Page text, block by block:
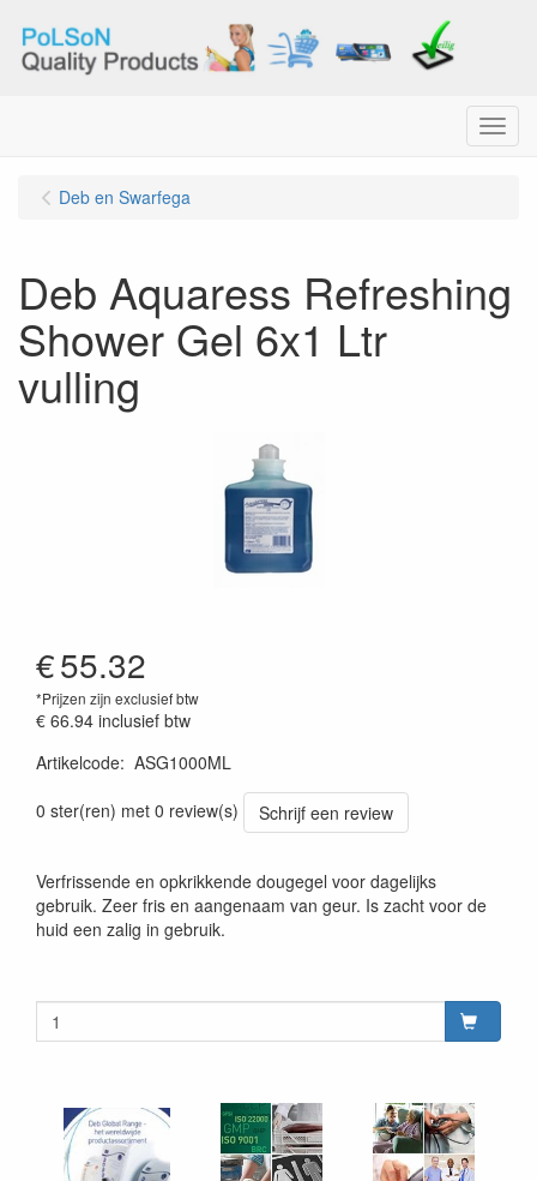
Menu
Deb en Swarfega
Deb Aquaress Refreshing
Shower Gel 6x1 Ltr
vulling
€55.32
*Prijzen zijn exclusief btw
€ 66.94 inclusief btw
Artikelcode: ASG1000ML
0 ster(ren) met 0 review(s)
Schrijf een review
Verfrissende en opkrikkende dougegel voor dagelijks
gebruik. Zeer fris en aangenaam van geur. Is zacht voor de
huid een zalig in gebruik.